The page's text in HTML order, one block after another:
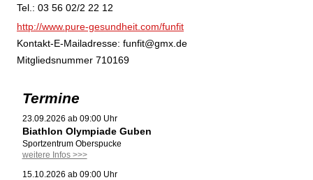
Tel.: 03 56 02/2 22 12
http://www.pure-gesundheit.com/funfit
Kontakt-E-Mailadresse: funfit@gmx.de
Mitgliedsnummer710169
Termine
23.09.2026 ab 09:00 Uhr
Biathlon Olympiade Guben
Sportzentrum Oberspucke
weitere Infos >>>
15.10.2026 ab 09:00 Uhr